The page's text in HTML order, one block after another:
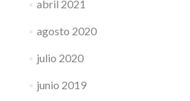
abril 2021
agosto 2020
julio 2020
junio 2019